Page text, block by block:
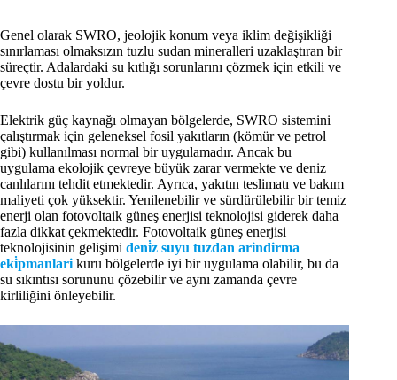
Genel olarak SWRO, jeolojik konum veya iklim değişikliği
sınırlaması olmaksızın tuzlu sudan mineralleri uzaklaştıran bir
süreçtir. Adalardaki su kıtlığı sorunlarını çözmek için etkili ve
çevre dostu bir yoldur.
Elektrik güç kaynağı olmayan bölgelerde, SWRO sistemini
çalıştırmak için geleneksel fosil yakıtların (kömür ve petrol
gibi) kullanılması normal bir uygulamadır. Ancak bu
uygulama ekolojik çevreye büyük zarar vermekte ve deniz
canlılarını tehdit etmektedir. Ayrıca, yakıtın teslimatı ve bakım
maliyeti çok yüksektir. Yenilenebilir ve sürdürülebilir bir temiz
enerji olan fotovoltaik güneş enerjisi teknolojisi giderek daha
fazla dikkat çekmektedir. Fotovoltaik güneş enerjisi
teknolojisinin gelişimi deni̇z suyu tuzdan arindirma
eki̇pmanlari kuru bölgelerde iyi bir uygulama olabilir, bu da
su sıkıntısı sorununu çözebilir ve aynı zamanda çevre
kirliliğini önleyebilir.